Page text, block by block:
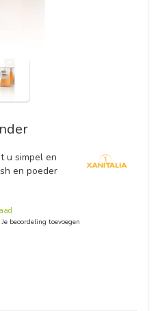
u simpel en
en poeder
Je beoordeling toevoegen